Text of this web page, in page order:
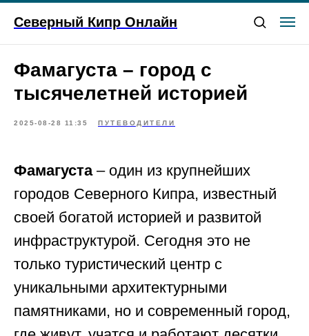
Северный Кипр Онлайн
Фамагуста – город с
тысячелетней историей
2025-08-28 11:35 ПУТЕВОДИТЕЛИ
Фамагуста– один из крупнейших
городов Северного Кипра, известный
своей богатой историей и развитой
инфраструктурой. Сегодня это не
только туристический центр с
уникальными архитектурными
памятниками, но и современный город,